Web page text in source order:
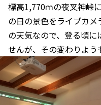
標高1,770ｍの夜叉神峠
の日の景色をライブカ
の天気なので、登る頃
せんが、その変わりよう